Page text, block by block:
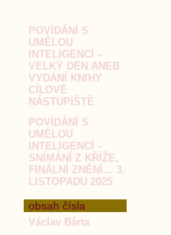
POVÍDÁNÍ S
UMĚLOU
INTELIGENCÍ –
VELKÝ DEN ANEB
VYDÁNÍ KNIHY
CÍLOVÉ
NÁSTUPIŠTĚ
POVÍDÁNÍ S
UMĚLOU
INTELIGENCÍ –
SNÍMÁNÍ Z KŘÍŽE,
FINÁLNÍ ZNĚNÍ… 3.
LISTOPADU 2025
obsah čísla
Václav Bárta